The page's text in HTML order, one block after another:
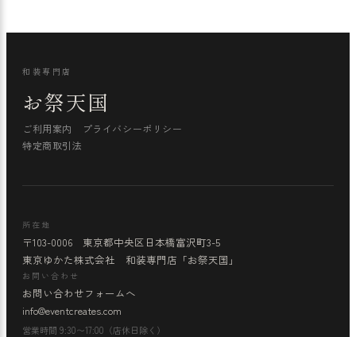
和装専門店
お祭天国
ご利用案内
特定商取引法
プライバシーポリシー
所在地
〒103-0006 東京都中央区日本橋富沢町3-5
東京ゆかた株式会社 和装専門店「お祭天国」
お問い合わせ
お問い合わせフォームへ
info@eventcreates.com
営業時間 9:30〜17:00（店休日除く）